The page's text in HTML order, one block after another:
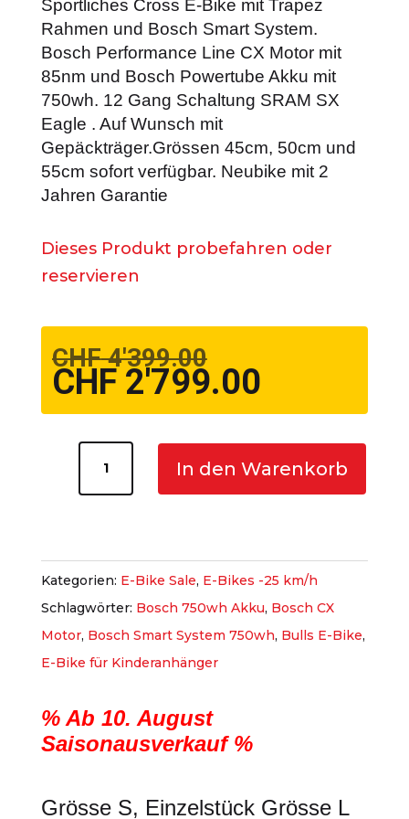
Sportliches Cross E-Bike mit Trapez
Rahmen und Bosch Smart System.
Bosch Performance Line CX Motor mit
85nm und Bosch Powertube Akku mit
750wh. 12 Gang Schaltung SRAM SX
Eagle . Auf Wunsch mit
Gepäckträger.Grössen 45cm, 50cm und
55cm sofort verfügbar. Neubike mit 2
Jahren Garantie
Dieses Produkt probefahren oder
reservieren
CHF4'399.00Ursprünglicher
Preis
CHF2'799.00Aktueller
CHF
2
Trapez
Menge
In den Warenkorb
Kategorien: E-Bike Sale, E-Bikes -25 km/h
Schlagwörter: Bosch 750wh Akku, Bosch CX
Motor, Bosch Smart System 750wh, Bulls E-Bike,
E-Bike für Kinderanhänger
% Ab 10. August
Saisonausverkauf %
Grösse S, Einzelstück Grösse L